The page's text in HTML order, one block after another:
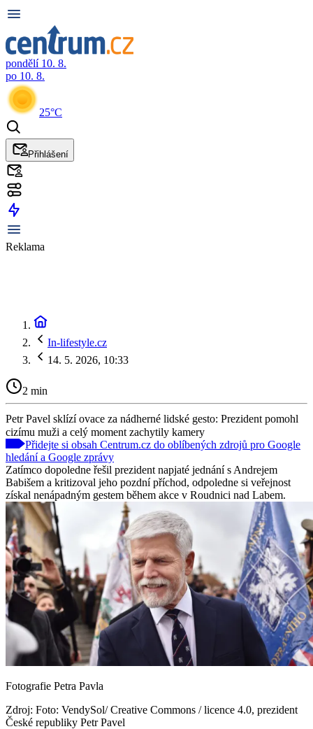
pondělí 10. 8.
po 10. 8.
25°C
Přihlášení
Reklama
In-lifestyle.cz
14. 5. 2026, 10:33
2 min
Petr Pavel sklízí ovace za nádherné lidské gesto: Prezident pomohl
cizímu muži a celý moment zachytily kamery
Přidejte si obsah Centrum.cz do oblíbených zdrojů pro Google
hledání a Google zprávy
Zatímco dopoledne řešil prezident napjaté jednání s Andrejem
Babišem a kritizoval jeho pozdní příchod, odpoledne si veřejnost
získal nenápadným gestem během akce v Roudnici nad Labem.
Fotografie Petra Pavla
Zdroj: Foto: VendySol/ Creative Commons / licence 4.0, prezident
České republiky Petr Pavel